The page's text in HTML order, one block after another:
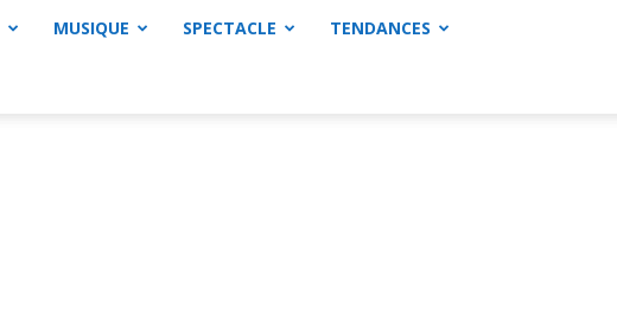
MUSIQUE SPECTACLE TENDANCES